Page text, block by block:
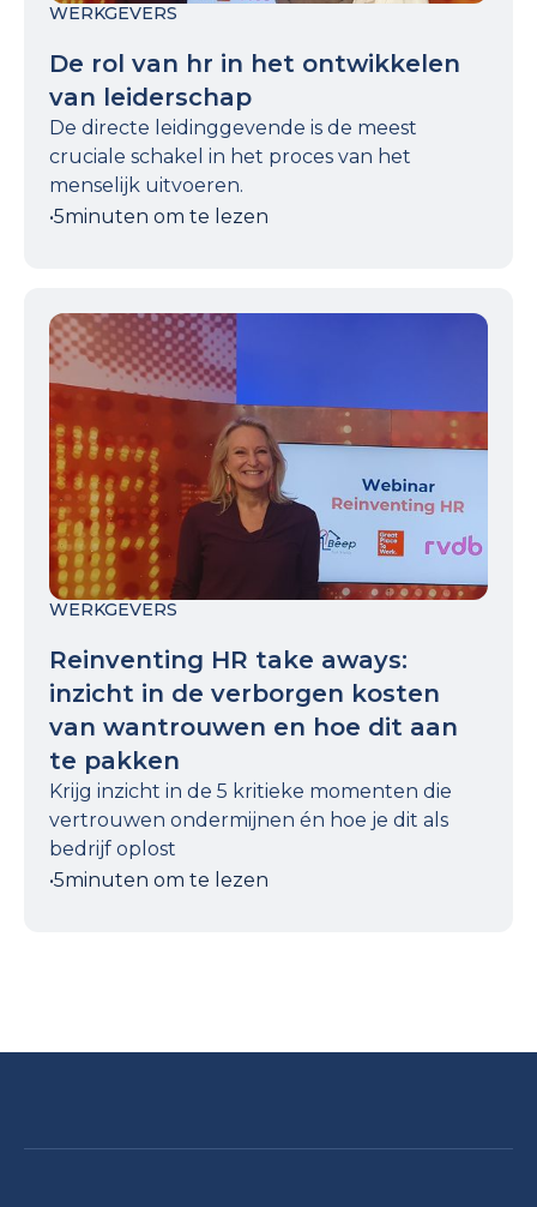
WERKGEVERS
De rol van hr in het ontwikkelen
van leiderschap
De directe leidinggevende is de meest
cruciale schakel in het proces van het
menselijk uitvoeren.
•5minuten om te lezen
WERKGEVERS
Reinventing HR take aways:
inzicht in de verborgen kosten
van wantrouwen en hoe dit aan
te pakken
Krijg inzicht in de 5 kritieke momenten die
vertrouwen ondermijnen én hoe je dit als
bedrijf oplost
•5minuten om te lezen